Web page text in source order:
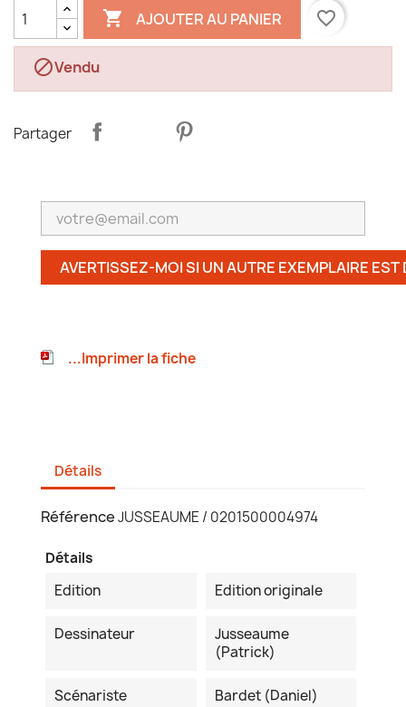
 AJOUTER AU PANIER favorite_border
Vendu
Partager
AVERTISSEZ-MOI SI UN AUTRE EXEMPLAIRE EST
...Imprimer la fiche
Détails
RéférenceJUSSEAUME / 0201500004974
Détails
Edition
Edition originale
Dessinateur
Jusseaume
(Patrick)
Scénariste Bardet (Daniel)